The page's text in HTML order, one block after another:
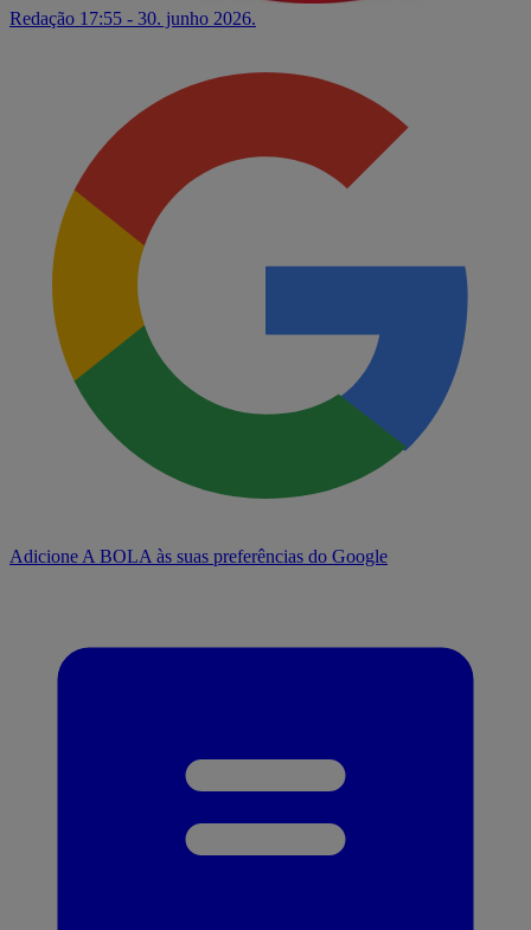
Redação 17:55 - 30. junho 2026.
Adicione A BOLA às suas preferências do Google